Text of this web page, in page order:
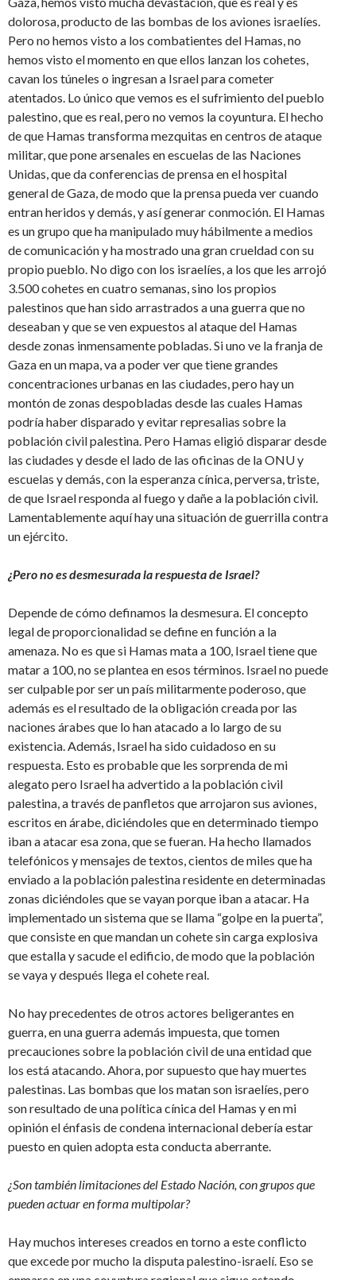
dolorosa, producto de las bombas de los aviones israelíes.
Pero no hemos visto a los combatientes del Hamas, no
hemos visto el momento en que ellos lanzan los cohetes,
cavan los túneles o ingresan a Israel para cometer
atentados. Lo único que vemos es el sufrimiento del pueblo
palestino, que es real, pero no vemos la coyuntura. El hecho
de que Hamas transforma mezquitas en centros de ataque
militar, que pone arsenales en escuelas de las Naciones
Unidas, que da conferencias de prensa en el hospital
general de Gaza, de modo que la prensa pueda ver cuando
entran heridos y demás, y así generar conmoción. El Hamas
es un grupo que ha manipulado muy hábilmente a medios
de comunicación y ha mostrado una gran crueldad con su
propio pueblo. No digo con los israelíes, a los que les arrojó
3.500 cohetes en cuatro semanas, sino los propios
palestinos que han sido arrastrados a una guerra que no
deseaban y que se ven expuestos al ataque del Hamas
desde zonas inmensamente pobladas. Si uno ve la franja de
Gaza en un mapa, va a poder ver que tiene grandes
concentraciones urbanas en las ciudades, pero hay un
montón de zonas despobladas desde las cuales Hamas
podría haber disparado y evitar represalias sobre la
población civil palestina. Pero Hamas eligió disparar desde
las ciudades y desde el lado de las oficinas de la ONU y
escuelas y demás, con la esperanza cínica, perversa, triste,
de que Israel responda al fuego y dañe a la población civil.
Lamentablemente aquí hay una situación de guerrilla contra
un ejército.
¿Pero no es desmesurada la respuesta de Israel?
Depende de cómo definamos la desmesura. El concepto
legal de proporcionalidad se define en función a la
amenaza. No es que si Hamas mata a 100, Israel tiene que
matar a 100, no se plantea en esos términos. Israel no puede
ser culpable por ser un país militarmente poderoso, que
además es el resultado de la obligación creada por las
naciones árabes que lo han atacado a lo largo de su
existencia. Además, Israel ha sido cuidadoso en su
respuesta. Esto es probable que les sorprenda de mi
alegato pero Israel ha advertido a la población civil
palestina, a través de panfletos que arrojaron sus aviones,
escritos en árabe, diciéndoles que en determinado tiempo
iban a atacar esa zona, que se fueran. Ha hecho llamados
telefónicos y mensajes de textos, cientos de miles que ha
enviado a la población palestina residente en determinadas
zonas diciéndoles que se vayan porque iban a atacar. Ha
implementado un sistema que se llama “golpe en la puerta”,
que consiste en que mandan un cohete sin carga explosiva
que estalla y sacude el edificio, de modo que la población
se vaya y después llega el cohete real.
No hay precedentes de otros actores beligerantes en
guerra, en una guerra además impuesta, que tomen
precauciones sobre la población civil de una entidad que
los está atacando. Ahora, por supuesto que hay muertes
palestinas. Las bombas que los matan son israelíes, pero
son resultado de una política cínica del Hamas y en mi
opinión el énfasis de condena internacional debería estar
puesto en quien adopta esta conducta aberrante.
¿Son también limitaciones del Estado Nación, con grupos que
pueden actuar en forma multipolar?
Hay muchos intereses creados en torno a este conflicto
que excede por mucho la disputa palestino-israelí. Eso se